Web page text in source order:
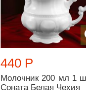
440 Р
Молочник 200 мл 1
Соната Белая Чехия